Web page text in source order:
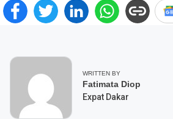
WRITTEN BY
Fatimata Diop
Expat Dakar